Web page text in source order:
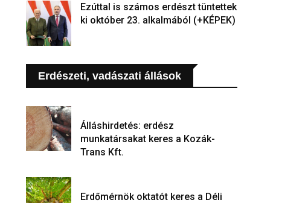
Ezúttal is számos erdészt tüntettek
ki október 23. alkalmából (+KÉPEK)
Erdészeti, vadászati állások
Álláshirdetés: erdész
munkatársakat keres a Kozák-
Trans Kft.
Erdőmérnök oktatót keres a Déli